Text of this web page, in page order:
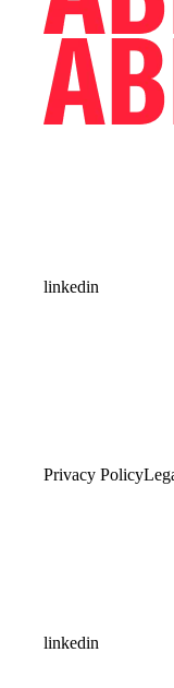
linkedin
Privacy Policy
linkedin